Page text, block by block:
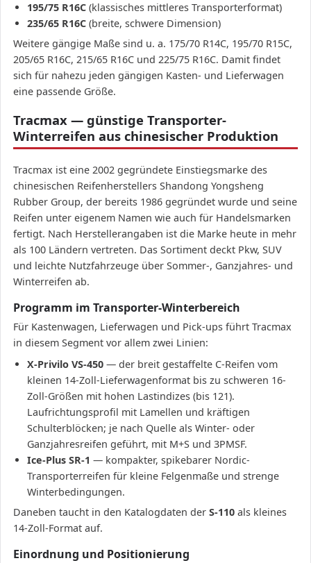
195/75 R16C (klassisches mittleres Transporterformat)
235/65 R16C (breite, schwere Dimension)
Weitere gängige Maße sind u. a. 175/70 R14C, 195/70 R15C,
205/65 R16C, 215/65 R16C und 225/75 R16C. Damit findet
sich für nahezu jeden gängigen Kasten- und Lieferwagen
eine passende Größe.
Tracmax — günstige Transporter-
Winterreifen aus chinesischer Produktion
Tracmax ist eine 2002 gegründete Einstiegsmarke des
chinesischen Reifenherstellers Shandong Yongsheng
Rubber Group, der bereits 1986 gegründet wurde und seine
Reifen unter eigenem Namen wie auch für Handelsmarken
fertigt. Nach Herstellerangaben ist die Marke heute in mehr
als 100 Ländern vertreten. Das Sortiment deckt Pkw, SUV
und leichte Nutzfahrzeuge über Sommer-, Ganzjahres- und
Winterreifen ab.
Programm im Transporter-Winterbereich
Für Kastenwagen, Lieferwagen und Pick-ups führt Tracmax
in diesem Segment vor allem zwei Linien:
X-Privilo VS-450 — der breit gestaffelte C-Reifen vom
kleinen 14-Zoll-Lieferwagenformat bis zu schweren 16-
Zoll-Größen mit hohen Lastindizes (bis 121).
Laufrichtungsprofil mit Lamellen und kräftigen
Schulterblöcken; je nach Quelle als Winter- oder
Ganzjahresreifen geführt, mit M+S und 3PMSF.
Ice-Plus SR-1 — kompakter, spikebarer Nordic-
Transporterreifen für kleine Felgenmaße und strenge
Winterbedingungen.
Daneben taucht in den Katalogdaten der S-110 als kleines
14-Zoll-Format auf.
Einordnung und Positionierung